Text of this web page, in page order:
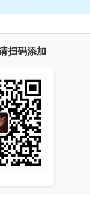
扫码添加